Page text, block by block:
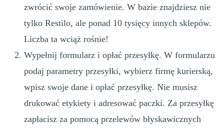
zwrócić swoje zamówienie. W bazie znajdziesz nie
tylko Restilo, ale ponad 10 tysięcy innych sklepów.
Liczba ta wciąż rośnie!
Wypełnij formularz i opłać przesyłkę. W formularzu
podaj parametry przesyłki, wybierz firmę kurierską,
wpisz swoje dane i opłać przesyłkę. Nie musisz
drukować etykiety i adresować paczki. Za przesyłkę
zapłacisz za pomocą przelewów błyskawicznych